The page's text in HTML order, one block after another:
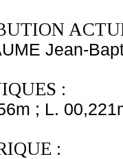
Jean-
:
; L.
: